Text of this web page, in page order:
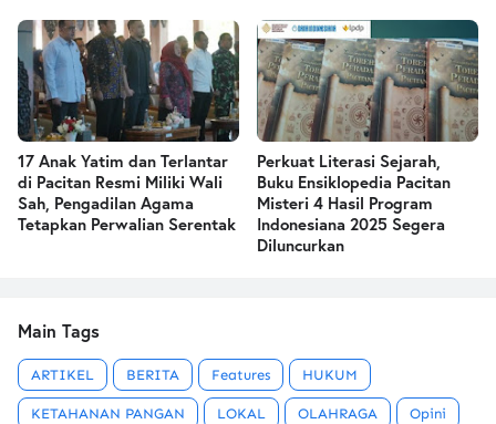
17 Anak Yatim dan Terlantar
di Pacitan Resmi Miliki Wali
Sah, Pengadilan Agama
Tetapkan Perwalian Serentak
Perkuat Literasi Sejarah,
Buku Ensiklopedia Pacitan
Misteri 4 Hasil Program
Indonesiana 2025 Segera
Diluncurkan
Main Tags
ARTIKEL BERITA Features HUKUM
KETAHANAN PANGAN LOKAL OLAHRAGA Opini